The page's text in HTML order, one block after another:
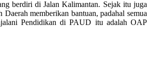
berdiri di Jalan Kalimantan. Sejak itu juga
Daerah memberikan bantuan, padahal semua
Pendidikan di PAUD itu adalah OAP